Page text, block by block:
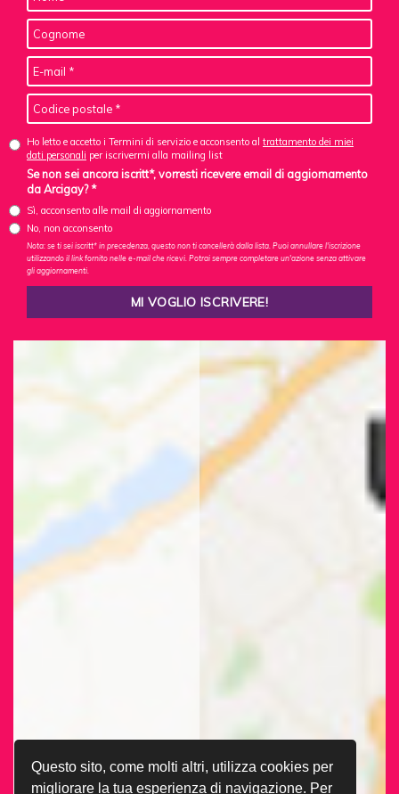
Questo sito, come molti altri, utilizza cookies per
migliorare la tua esperienza di navigazione. Per
Ho letto e accetto i Termini di servizio e acconsento al trattamento dei miei
dati personali per iscrivermi alla mailing list
Se non sei ancora iscritt*, vorresti ricevere email di aggiornamento
da Arcigay? *
Sì, acconsento alle mail di aggiornamento
No, non acconsento
Nota: se ti sei iscritt* in precedenza, questo non ti cancellerà dalla lista. Puoi annullare l'iscrizione
utilizzando il link fornito nelle e-mail che ricevi. Potrai sempre completare un'azione senza attivare
gli aggiornamenti.